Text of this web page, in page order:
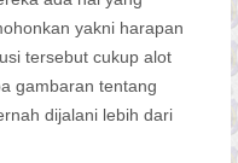
yakni harapan
tersebut cukup alot
gambaran tentang
dijalani lebih dari